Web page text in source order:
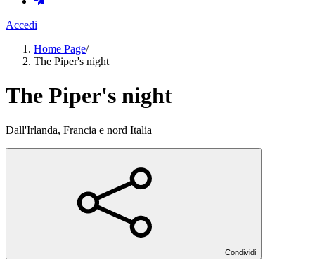
Accedi
Home Page/
The Piper's night
The Piper's night
Dall'Irlanda, Francia e nord Italia
Condividi